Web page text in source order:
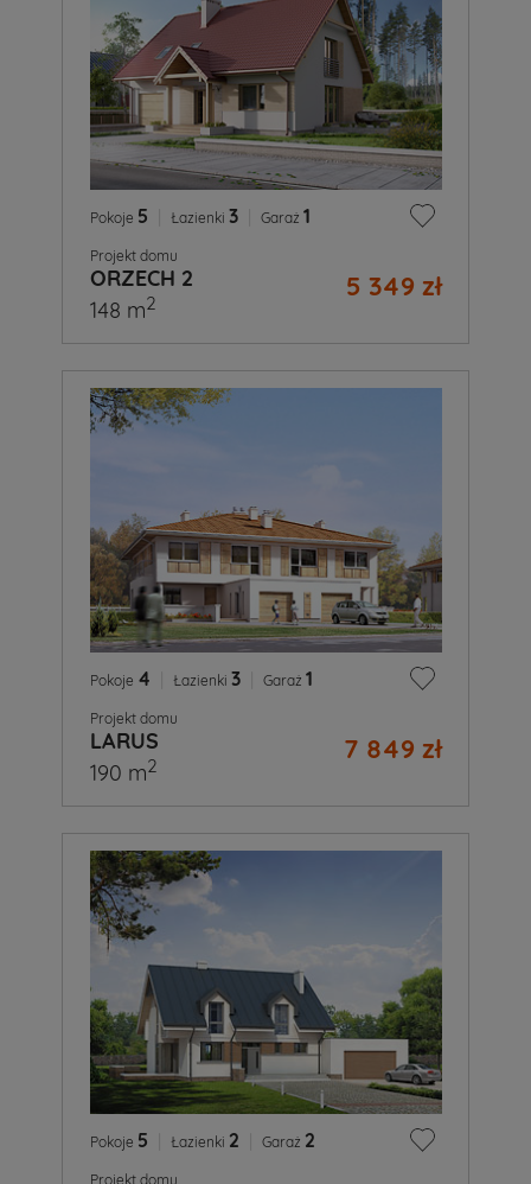
Pokoje 5 Łazienki 3 Garaż 1
Projekt domu
ORZECH 2 5 349 zł
148 m2
Pokoje 4 Łazienki 3 Garaż 1
Projekt domu
LARUS 7 849 zł
190 m2
Pokoje 5 Łazienki 2 Garaż 2
Projekt domu